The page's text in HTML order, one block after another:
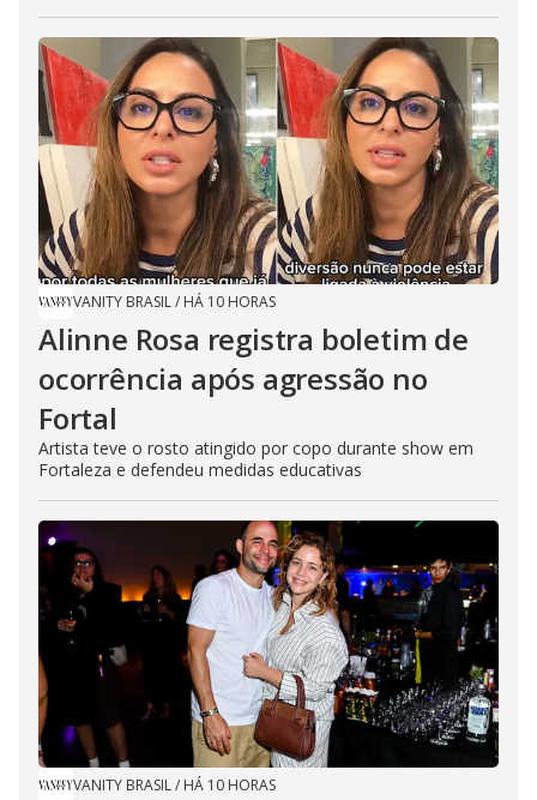
VANITY BRASIL/ HÁ 10 HORAS
Alinne Rosa registra boletim de
ocorrência após agressão no
Fortal
Artista teve o rosto atingido por copo durante show em
Fortaleza e defendeu medidas educativas
VANITY BRASIL/ HÁ 10 HORAS